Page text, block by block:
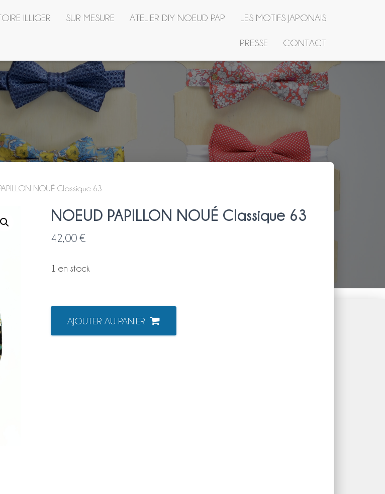
ILLIGER SUR MESURE ATELIER DIY NOEUD PAP LES MOTIFS JAPONAIS
PRESSE CONTACT
NOUÉ Classique 63
NOEUD PAPILLON NOUÉ Classique 63
42,00€
1 en stock
AJOUTER AU PANIER